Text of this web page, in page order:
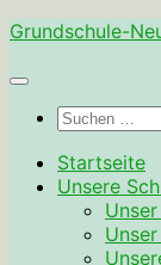
Zum
springen
Grundschule-
Suchen
Startseite
Unsere